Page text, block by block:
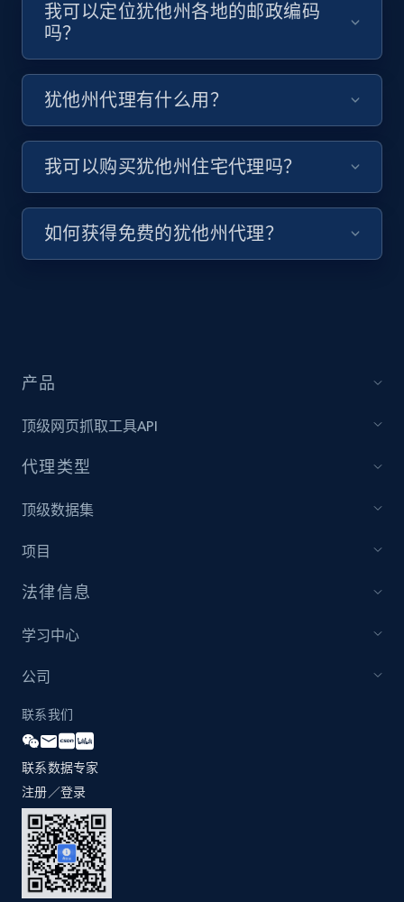
我可以定位犹他州各地的邮政编码
吗？
犹他州代理有什么用？
我可以购买犹他州住宅代理吗？
如何获得免费的犹他州代理？
产品
顶级网页抓取工具API
代理类型
顶级数据集
项目
法律信息
学习中心
公司
联系我们
联系数据专家
注册／登录